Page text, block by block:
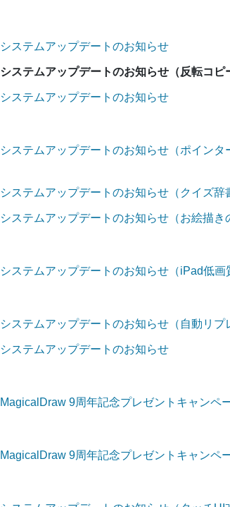
システムアップデートのお知らせ
システムアップデートのお知らせ（反転コピ
システムアップデートのお知らせ
システムアップデートのお知らせ（ポイン
システムアップデートのお知らせ（クイズ辞
システムアップデートのお知らせ（お絵描き
システムアップデートのお知らせ（iPad低画
システムアップデートのお知らせ（自動リプ
システムアップデートのお知らせ
MagicalDraw 9周年記念プレゼントキャンペ
MagicalDraw 9周年記念プレゼントキャンペ